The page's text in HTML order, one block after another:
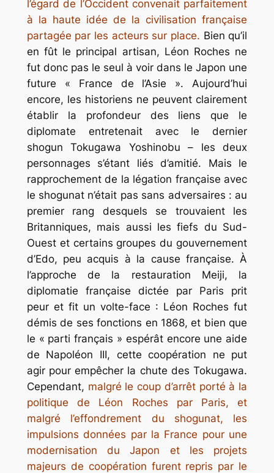
l’égard de l’Occident convenait parfaitement
à la haute idée de la civilisation française
partagée par les acteurs sur place. Bien qu’il
en fût le principal artisan, Léon Roches ne
fut donc pas le seul à voir dans le Japon une
future « France de l’Asie ». Aujourd’hui
encore, les historiens ne peuvent clairement
établir la profondeur des liens que le
diplomate entretenait avec le dernier
shogun Tokugawa Yoshinobu – les deux
personnages s’étant liés d’amitié. Mais le
rapprochement de la légation française avec
le shogunat n’était pas sans adversaires : au
premier rang desquels se trouvaient les
Britanniques, mais aussi les fiefs du Sud-
Ouest et certains groupes du gouvernement
d’Edo, peu acquis à la cause française. À
l’approche de la restauration Meiji, la
diplomatie française dictée par Paris prit
peur et fit un volte-face : Léon Roches fut
démis de ses fonctions en 1868, et bien que
le « parti français » espérât encore une aide
de Napoléon III, cette coopération ne put
agir pour empêcher la chute des Tokugawa.
Cependant, malgré le coup d’arrêt porté à la
politique de Léon Roches par Paris, et
malgré l’effondrement du shogunat, les
impulsions données par la France pour une
modernisation du Japon et les projets
majeurs de coopération furent repris par le